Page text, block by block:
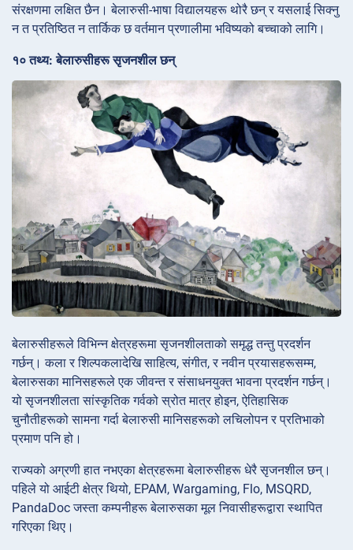
संरक्षणमा लक्षित छैन। बेलारुसी-भाषा विद्यालयहरू थोरै छन् र यसलाई सिक्नु
न त प्रतिष्ठित न तार्किक छ वर्तमान प्रणालीमा भविष्यको बच्चाको लागि।
१० तथ्य: बेलारुसीहरू सृजनशील छन्
बेलारुसीहरूले विभिन्न क्षेत्रहरूमा सृजनशीलताको समृद्ध तन्तु प्रदर्शन
गर्छन्। कला र शिल्पकलादेखि साहित्य, संगीत, र नवीन प्रयासहरूसम्म,
बेलारुसका मानिसहरूले एक जीवन्त र संसाधनयुक्त भावना प्रदर्शन गर्छन्।
यो सृजनशीलता सांस्कृतिक गर्वको स्रोत मात्र होइन, ऐतिहासिक
चुनौतीहरूको सामना गर्दा बेलारुसी मानिसहरूको लचिलोपन र प्रतिभाको
प्रमाण पनि हो।
राज्यको अग्रणी हात नभएका क्षेत्रहरूमा बेलारुसीहरू धेरै सृजनशील छन्।
पहिले यो आईटी क्षेत्र थियो, EPAM, Wargaming, Flo, MSQRD,
PandaDoc जस्ता कम्पनीहरू बेलारुसका मूल निवासीहरूद्वारा स्थापित
गरिएका थिए।